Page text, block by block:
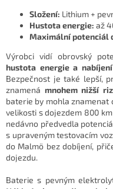
Složení: Lithium +
Hustota energie: až
Maximální potenciál
Výrobci vidí obrovský
hustota energie a
Bezpečnost je také lepší,
znamená mnohem nižší
baterie by mohla
velikosti s dojezdem 800
nedávno předvedla
s upraveným testovacím
do Malmö bez dobíjení,
dojezdu.
Baterie s pevným